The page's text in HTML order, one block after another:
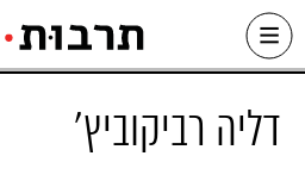
Skip
content
דליה רביקוביץ'